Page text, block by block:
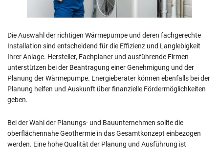
Die Auswahl der richtigen Wärmepumpe und deren fachgerechte
Installation sind entscheidend für die Effizienz und Langlebigkeit
Ihrer Anlage. Hersteller, Fachplaner und ausführende Firmen
unterstützen bei der Beantragung einer Genehmigung und der
Planung der Wärmepumpe. Energieberater können ebenfalls bei der
Planung helfen und Auskunft über finanzielle Fördermöglichkeiten
geben.
Bei der Wahl der Planungs- und Bauunternehmen sollte die
oberflächennahe Geothermie in das Gesamtkonzept einbezogen
werden. Eine hohe Qualität der Planung und Ausführung ist